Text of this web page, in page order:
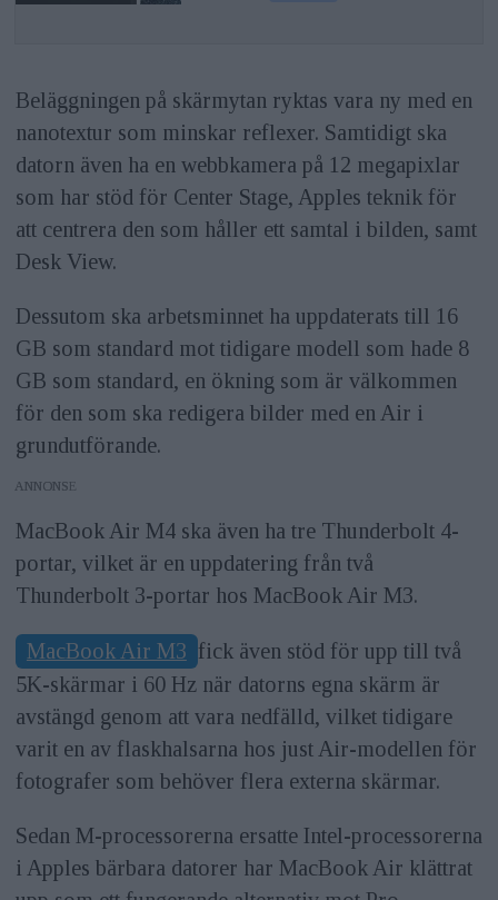
Beläggningen på skärmytan ryktas vara ny med en
nanotextur som minskar reflexer. Samtidigt ska
datorn även ha en webbkamera på 12 megapixlar
som har stöd för Center Stage, Apples teknik för
att centrera den som håller ett samtal i bilden, samt
Desk View.
Dessutom ska arbetsminnet ha uppdaterats till 16
GB som standard mot tidigare modell som hade 8
GB som standard, en ökning som är välkommen
för den som ska redigera bilder med en Air i
grundutförande.
ANNONS
MacBook Air M4 ska även ha tre Thunderbolt 4-
portar, vilket är en uppdatering från två
Thunderbolt 3-portar hos MacBook Air M3.
MacBook Air M3 fick även stöd för upp till två
5K-skärmar i 60 Hz när datorns egna skärm är
avstängd genom att vara nedfälld, vilket tidigare
varit en av flaskhalsarna hos just Air-modellen för
fotografer som behöver flera externa skärmar.
Sedan M-processorerna ersatte Intel-processorerna
i Apples bärbara datorer har MacBook Air klättrat